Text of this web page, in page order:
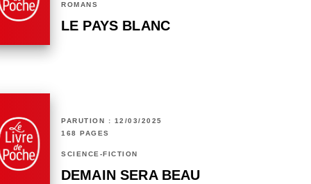
ROMANS
LE PAYS BLANC
PARUTION : 12/03/2025
168 PAGES
SCIENCE-FICTION
DEMAIN SERA BEAU